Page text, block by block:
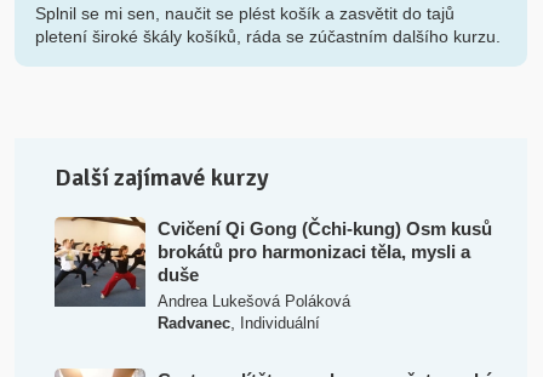
Splnil se mi sen, naučit se plést košík a zasvětit do tajů
pletení široké škály košíků, ráda se zúčastním dalšího kurzu.
Další zajímavé kurzy
Cvičení Qi Gong (Čchi-kung) Osm kusů
brokátů pro harmonizaci těla, mysli a
duše
Andrea Lukešová Poláková
Radvanec, Individuální